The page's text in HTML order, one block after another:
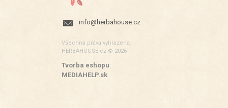
info@herbahouse.cz
Všechna práva vyhrazena.
HERBAHOUSE.cz © 2026
Tvorba eshopu:
MEDIAHELP.sk